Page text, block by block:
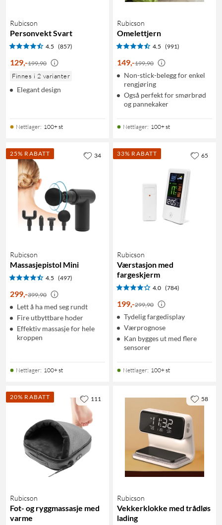
Rubicson
Personvekt Svart
4.5 (857)
129,-199,90
Finnes i 2 varianter
Elegant design
Nettlager: 100+ st
Rubicson
Omelettjern
4.5 (991)
149,-199,90
Non-stick-belegg for enkel
rengjøring
Også perfekt for smørbrød
og pannekaker
Nettlager: 100+ st
25% RABATT
Rubicson
Massasjepistol Mini
4.5 (497)
299,-399,90
Lett å ha med seg rundt
Fire utbyttbare hoder
Effektiv massasje for hele
kroppen
Nettlager: 100+ st
34 33% RABATT
Rubicson
Værstasjon med
fargeskjerm
4.0 (784)
199,-299,90
Tydelig fargedisplay
Værprognose
Kan bygges ut med flere
sensorer
Nettlager: 100+ st
65
20% RABATT
Rubicson
Fot- og ryggmassasje med
varme
111
Rubicson
Vekkerklokke med trådløs
lading
58